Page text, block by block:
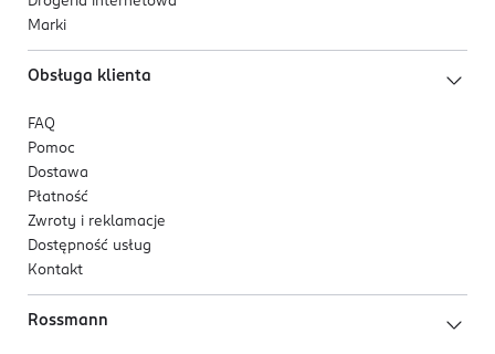
Marki
Obsługa klienta
FAQ
Pomoc
Dostawa
Płatność
Zwroty i reklamacje
Dostępność usług
Kontakt
Rossmann